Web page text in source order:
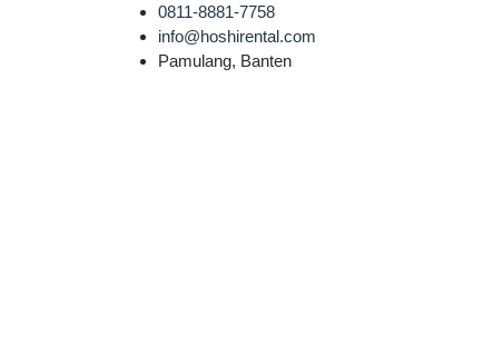
0811-8881-7758
info@hoshirental.com
Pamulang, Banten